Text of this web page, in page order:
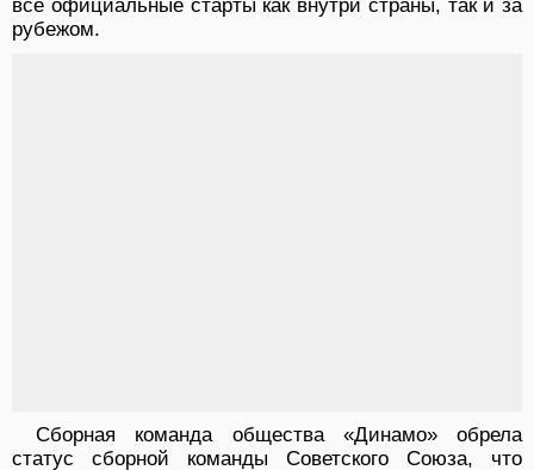
все официальные старты как внутри страны, так и за
рубежом.
Сборная команда общества «Динамо» обрела
статус сборной команды Советского Союза, что